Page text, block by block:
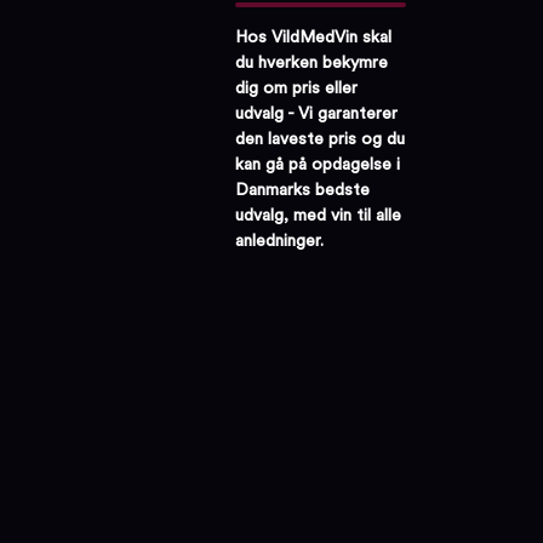
Hos VildMedVin skal
du hverken bekymre
dig om pris eller
udvalg - Vi garanterer
den laveste pris og du
kan gå på opdagelse i
Danmarks bedste
udvalg, med vin til alle
anledninger.